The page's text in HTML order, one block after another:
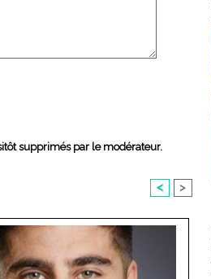
supprimés par le modérateur.
< >